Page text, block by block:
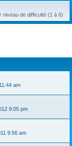
de difficulté (1 à 6)
am
9:05 pm
9:56 am